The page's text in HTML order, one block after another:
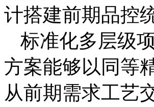
计搭建前期品控
标准化多层级
方案能够以同等
从前期需求工艺